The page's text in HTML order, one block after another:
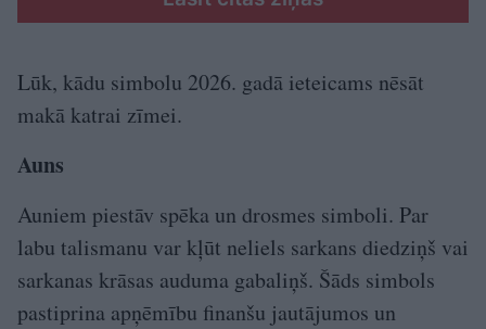
Lūk, kādu simbolu 2026. gadā ieteicams nēsāt
makā katrai zīmei.
Auns
Auniem piestāv spēka un drosmes simboli. Par
labu talismanu var kļūt neliels sarkans diedziņš vai
sarkanas krāsas auduma gabaliņš. Šāds simbols
pastiprina apņēmību finanšu jautājumos un